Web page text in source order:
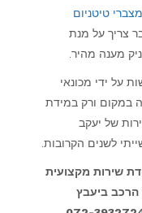
מצברי טיטניום
צריך על מנת
מענה מהיר.
על ידי מכונאי
במקום ורק במידת
של יעקב
לשנים הקרובות.
שירות מקצועית
ביעבץ